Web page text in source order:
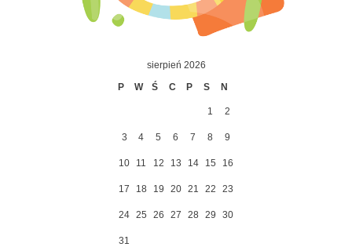
sierpień 2026
P
W Ś C P S N
1 2
3 4 5 6 7 8 9
10 11 12 13 14 15 16
17 18 19 20 21 22 23
24 25 26 27 28 29 30
31